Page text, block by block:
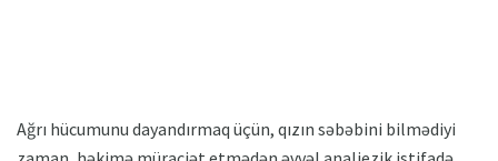
Ağrı hücumunu dayandırmaq üçün, qızın səbəbini bilmədiyi